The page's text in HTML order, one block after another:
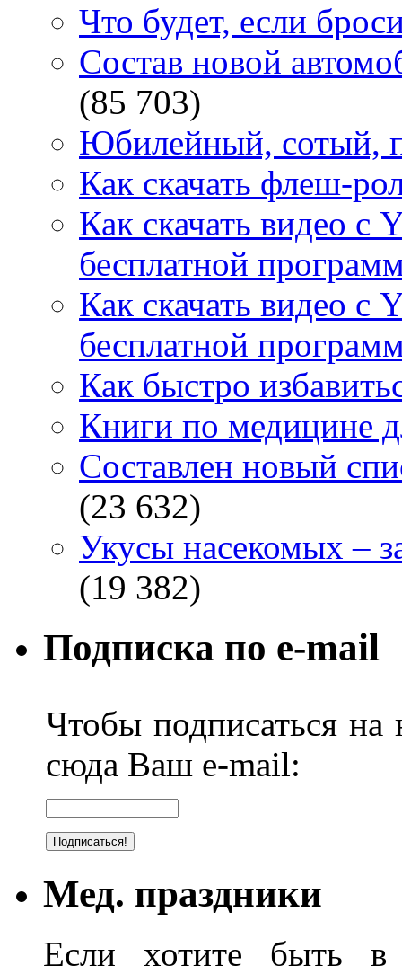
Что будет, если
Состав новой
(85 703)
Юбилейный, сотый,
Как скачать флеш-
Как скачать видео с
бесплатной
Как скачать видео с
бесплатной
Как быстро
Книги по медицине
Составлен новый
(23 632)
Укусы насекомых –
(19 382)
Подписка по e-mail
Чтобы подписаться на
сюда Ваш e-mail:
Мед. праздники
Если хотите быть в